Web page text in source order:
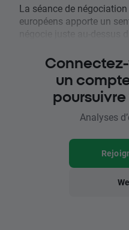
La séance de
européens apporte un
négocie juste au-dessus d...
un
Analyses